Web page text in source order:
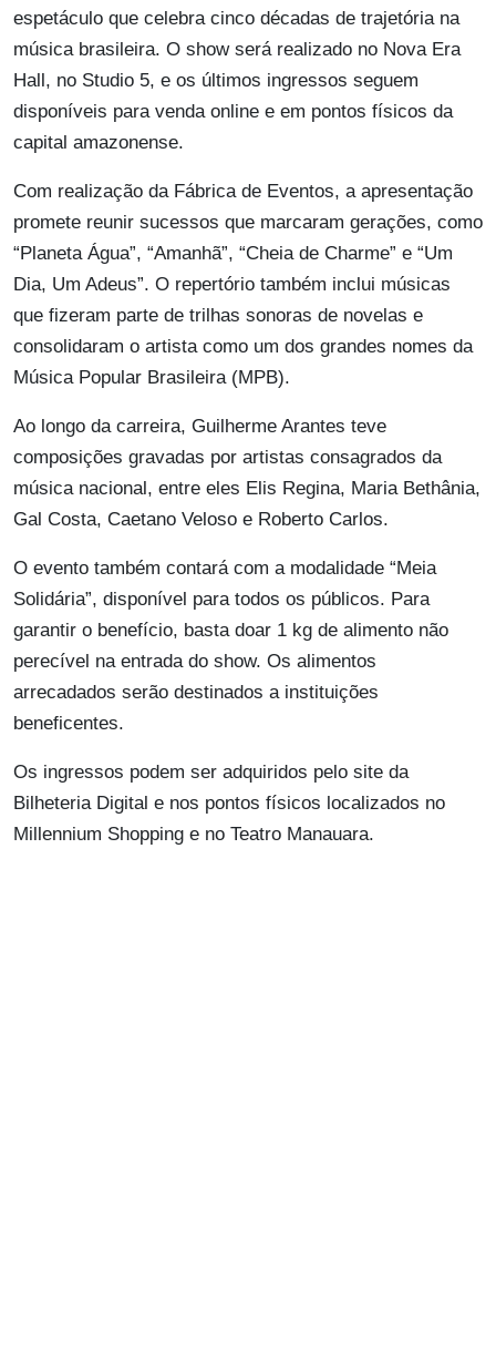
espetáculo que celebra cinco décadas de trajetória na
música brasileira. O show será realizado no Nova Era
Hall, no Studio 5, e os últimos ingressos seguem
disponíveis para venda online e em pontos físicos da
capital amazonense.
Com realização da Fábrica de Eventos, a apresentação
promete reunir sucessos que marcaram gerações, como
“Planeta Água”, “Amanhã”, “Cheia de Charme” e “Um
Dia, Um Adeus”. O repertório também inclui músicas
que fizeram parte de trilhas sonoras de novelas e
consolidaram o artista como um dos grandes nomes da
Música Popular Brasileira (MPB).
Ao longo da carreira, Guilherme Arantes teve
composições gravadas por artistas consagrados da
música nacional, entre eles Elis Regina, Maria Bethânia,
Gal Costa, Caetano Veloso e Roberto Carlos.
O evento também contará com a modalidade “Meia
Solidária”, disponível para todos os públicos. Para
garantir o benefício, basta doar 1 kg de alimento não
perecível na entrada do show. Os alimentos
arrecadados serão destinados a instituições
beneficentes.
Os ingressos podem ser adquiridos pelo site da
Bilheteria Digital e nos pontos físicos localizados no
Millennium Shopping e no Teatro Manauara.